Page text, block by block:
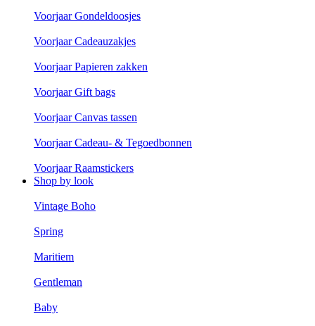
Voorjaar Gondeldoosjes
Voorjaar Cadeauzakjes
Voorjaar Papieren zakken
Voorjaar Gift bags
Voorjaar Canvas tassen
Voorjaar Cadeau- & Tegoedbonnen
Voorjaar Raamstickers
Shop by look
Vintage Boho
Spring
Maritiem
Gentleman
Baby